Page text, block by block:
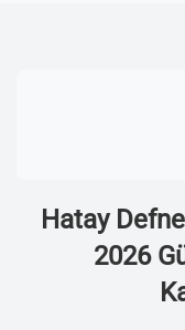
Hatay
2026